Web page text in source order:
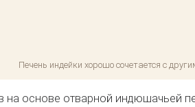
Печень индейки хорошо сочетается с
на основе отварной индюшачьей